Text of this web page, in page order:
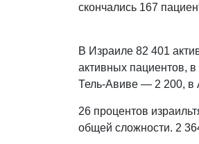
скончались 167
В Израиле 82 401
активных пациентов,
Тель-Авиве — 2 200,
26 процентов
общей сложности. 2